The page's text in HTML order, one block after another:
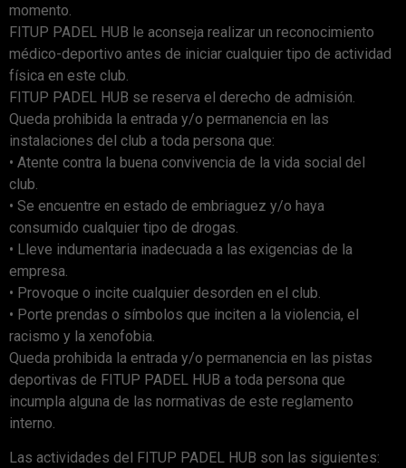
momento.
FITUP PADEL HUB le aconseja realizar un reconocimiento
médico-deportivo antes de iniciar cualquier tipo de actividad
física en este club.
FITUP PADEL HUB se reserva el derecho de admisión.
Queda prohibida la entrada y/o permanencia en las
instalaciones del club a toda persona que:
• Atente contra la buena convivencia de la vida social del
club.
• Se encuentre en estado de embriaguez y/o haya
consumido cualquier tipo de drogas.
• Lleve indumentaria inadecuada a las exigencias de la
empresa.
• Provoque o incite cualquier desorden en el club.
• Porte prendas o símbolos que inciten a la violencia, el
racismo y la xenofobia.
Queda prohibida la entrada y/o permanencia en las pistas
deportivas de FITUP PADEL HUB a toda persona que
incumpla alguna de las normativas de este reglamento
interno.
Las actividades del FITUP PADEL HUB son las siguientes: